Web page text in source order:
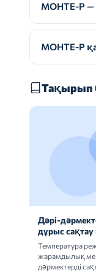
МОНТЕ-Р —
МОНТЕ-Р
Тақырып
Дәрі-
дұрыс сақтау
Температура
жарамдылық
дәрмектерді